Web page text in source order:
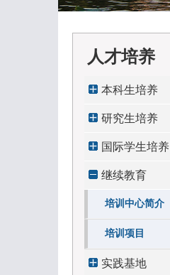
人才培养
本科生培养
研究生培养
国际学生培养
继续教育
培训中心简介
培训项目
实践基地